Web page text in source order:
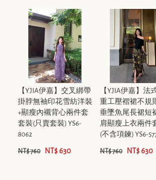
【Y.JIA伊嘉】交叉綁帶
掛脖無袖印花雪紡洋裝
+顯瘦內襯背心兩件套
套裝(只賣套裝) YS6-
8062
NT$ 760 NT$ 630
【Y.JIA伊嘉】法
重工壓褶裙不規
垂墜魚尾長裙短
肩顯瘦上衣兩件
(不含項鍊) YS6-
NT$ 760 NT$ 630